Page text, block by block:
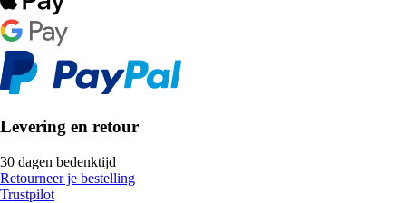
Levering en retour
30 dagen bedenktijd
Retourneer je bestelling
Trustpilot